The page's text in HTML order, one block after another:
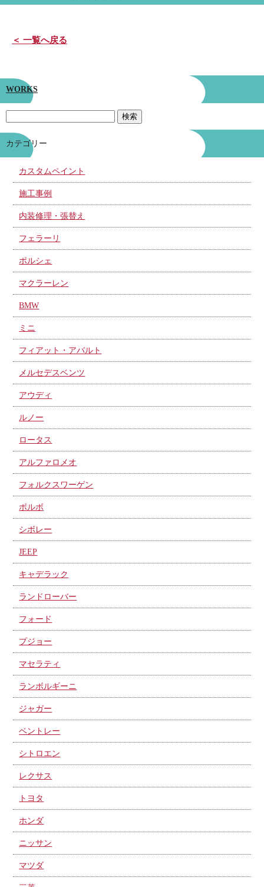
＜ 一覧へ戻る
WORKS
カテゴリー
カスタムペイント
施工事例
内装修理・張替え
フェラーリ
ポルシェ
マクラーレン
BMW
ミニ
フィアット・アバルト
メルセデスベンツ
アウディ
ルノー
ロータス
アルファロメオ
フォルクスワーゲン
ボルボ
シボレー
JEEP
キャデラック
ランドローバー
フォード
プジョー
マセラティ
ランボルギーニ
ジャガー
ベントレー
シトロエン
レクサス
トヨタ
ホンダ
ニッサン
マツダ